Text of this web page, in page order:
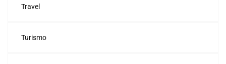
Travel
Turismo